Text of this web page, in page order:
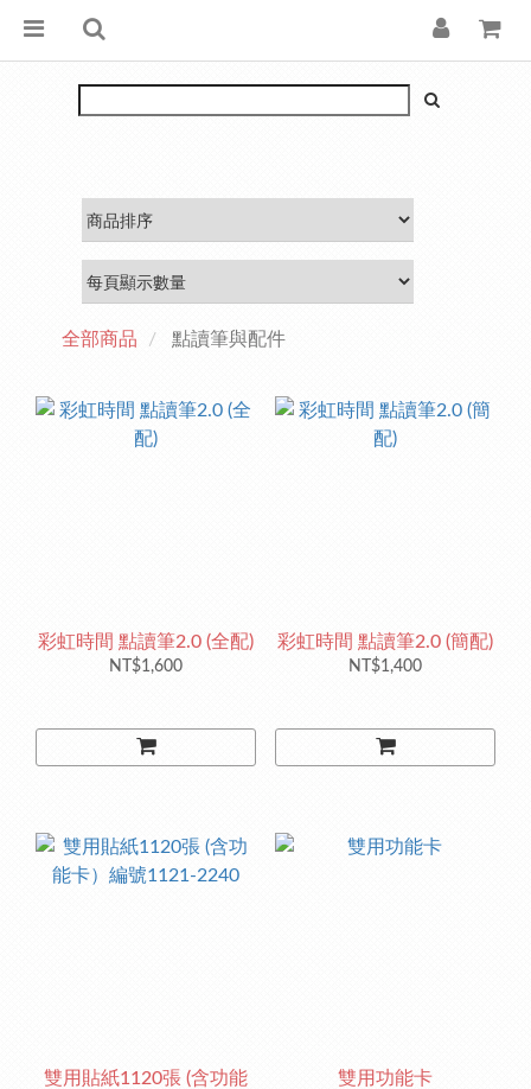
全部商品 點讀筆與配件
彩虹時間 點讀筆2.0 (全配)
NT$1,600
彩虹時間 點讀筆2.0 (簡配)
NT$1,400
雙用貼紙1120張 (含功能
雙用功能卡